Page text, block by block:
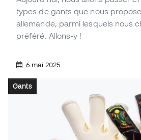
types de gants que nous
allemande, parmi lesquels nous
préféré. Allons-y !
6 mai 2025
Gants